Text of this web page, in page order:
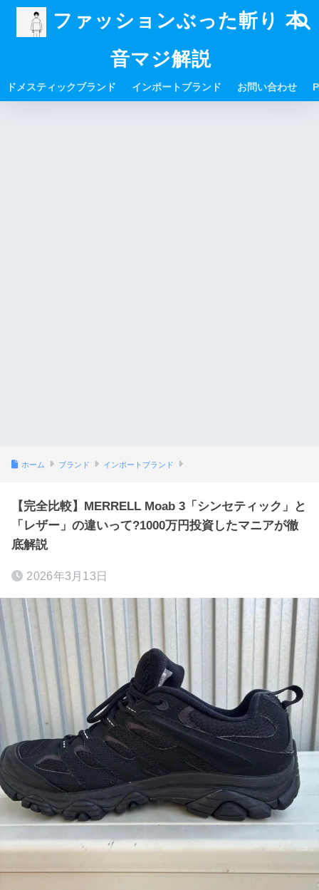
ファッションぶった斬り 本
音マジ解説
ドメスティックブランド インポートブランド お問い合わせ
ホーム ブランド インポートブランド
【完全比較】MERRELL Moab 3「シンセティック」と
「レザー」の違いって?1000万円投資したマニアが徹
底解説
2026年3月13日